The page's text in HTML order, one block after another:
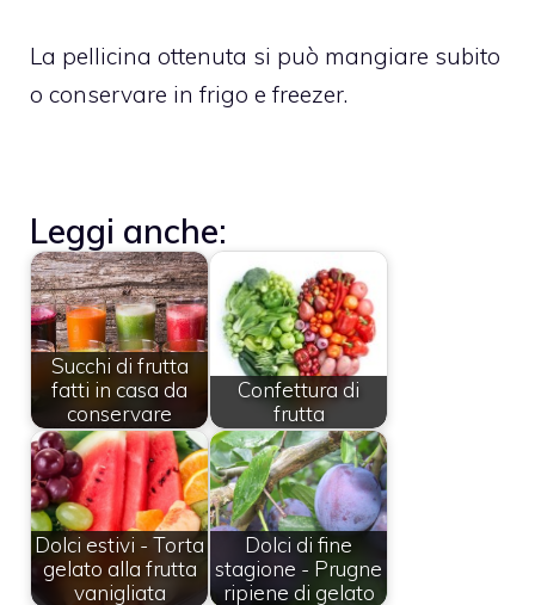
La pellicina ottenuta si può mangiare subito
o conservare in frigo e freezer.
Leggi anche:
Succhi di frutta
fatti in casa da
conservare
Confettura di
frutta
Dolci estivi - Torta
gelato alla frutta
vanigliata
Dolci di fine
stagione - Prugne
ripiene di gelato